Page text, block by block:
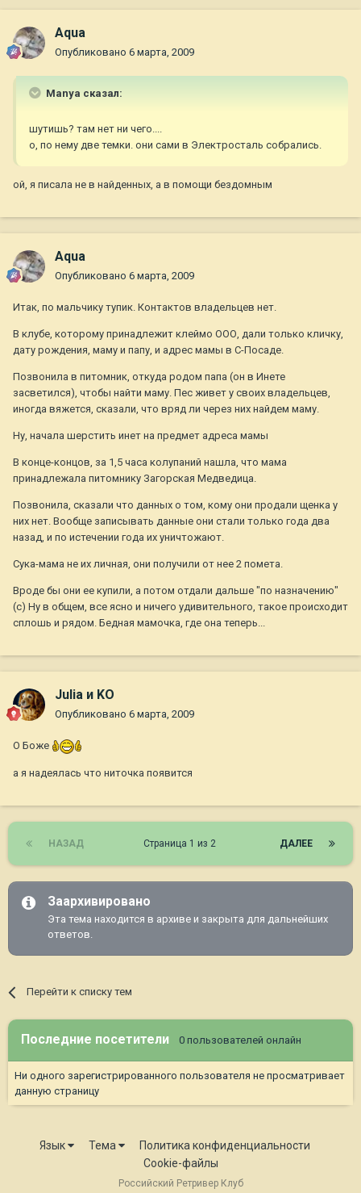
Aqua
Опубликовано 6 марта, 2009
Manya сказал:
шутишь? там нет ни чего....
о, по нему две темки. они сами в Электросталь собрались.
ой, я писала не в найденных, а в помощи бездомным
Aqua
Опубликовано 6 марта, 2009
Итак, по мальчику тупик. Контактов владельцев нет.
В клубе, которому принадлежит клеймо ООО, дали только кличку,
дату рождения, маму и папу, и адрес мамы в С-Посаде.
Позвонила в питомник, откуда родом папа (он в Инете
засветился), чтобы найти маму. Пес живет у своих владельцев,
иногда вяжется, сказали, что вряд ли через них найдем маму.
Ну, начала шерстить инет на предмет адреса мамы
В конце-концов, за 1,5 часа колупаний нашла, что мама
принадлежала питомнику Загорская Медведица.
Позвонила, сказали что данных о том, кому они продали щенка у
них нет. Вообще записывать данные они стали только года два
назад, и по истечении года их уничтожают.
Сука-мама не их личная, они получили от нее 2 помета.
Вроде бы они ее купили, а потом отдали дальше "по назначению"
(с) Ну в общем, все ясно и ничего удивительного, такое происходит
сплошь и рядом. Бедная мамочка, где она теперь...
Julia и KO
Опубликовано 6 марта, 2009
О Боже
а я надеялась что ниточка появится
НАЗАД ДАЛЕЕ
Страница 1 из 2
Заархивировано
Эта тема находится в архиве и закрыта для дальнейших
ответов.
Перейти к списку тем
Последние посетители 0 пользователей онлайн
Ни одного зарегистрированного пользователя не просматривает
данную страницу
Язык Тема
Политика конфиденциальности
Cookie-файлы
Российский Ретривер Клуб